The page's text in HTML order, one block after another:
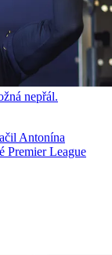
nepřál.
Antonína
Premier League